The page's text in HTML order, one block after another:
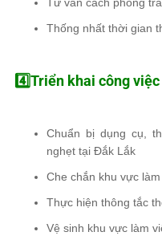
Thống nhất thời gian
4️⃣Triển khai công việc
Chuẩn bị dụng cụ,
nghẹt tại Đắk Lắk
Che chắn khu vực
Thực hiện thông tắc
Vệ sinh khu vực làm